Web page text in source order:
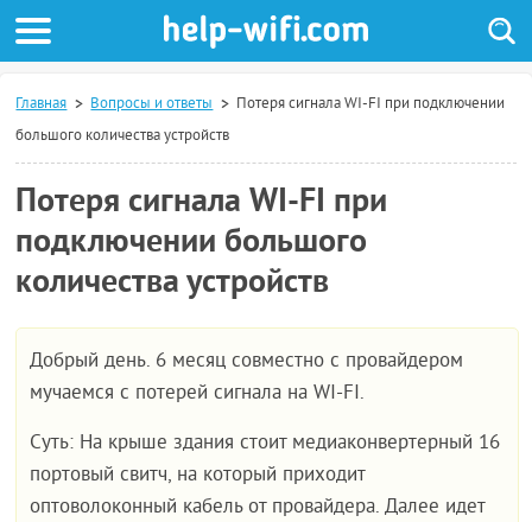
Главная Вопросы и ответы
Потеря сигнала WI-FI при подключении
большого количества устройств
Потеря сигнала WI-FI при
подключении большого
количества устройств
Добрый день. 6 месяц совместно с провайдером
мучаемся с потерей сигнала на WI-FI.
Суть: На крыше здания стоит медиаконвертерный 16
портовый свитч, на который приходит
оптоволоконный кабель от провайдера. Далее идет